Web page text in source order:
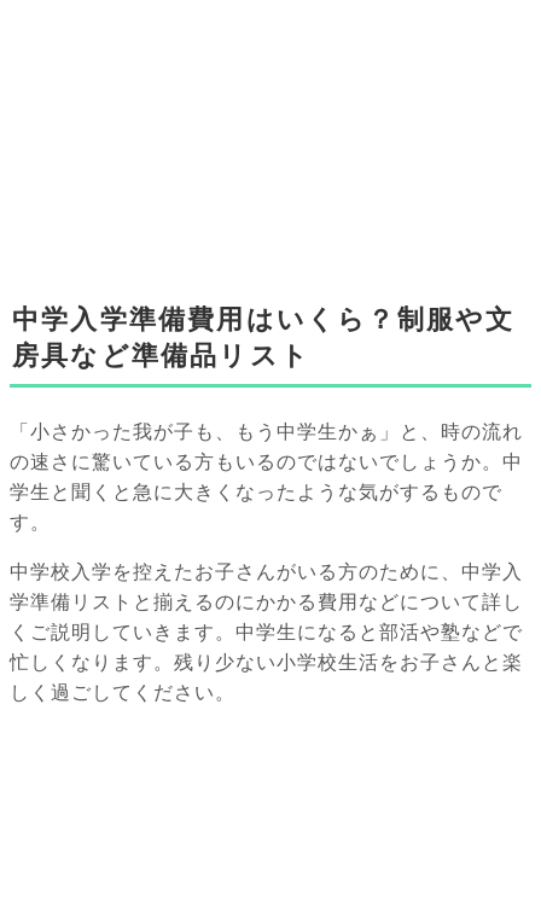
中学入学準備費用はいくら？制服や文
房具など準備品リスト
「小さかった我が子も、もう中学生かぁ」と、時の流れ
の速さに驚いている方もいるのではないでしょうか。中
学生と聞くと急に大きくなったような気がするもので
す。
中学校入学を控えたお子さんがいる方のために、中学入
学準備リストと揃えるのにかかる費用などについて詳し
くご説明していきます。中学生になると部活や塾などで
忙しくなります。残り少ない小学校生活をお子さんと楽
しく過ごしてください。